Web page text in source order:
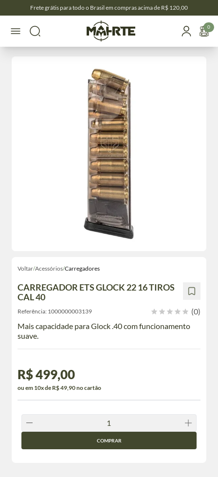
Frete grátis para todo o Brasil em compras acima de R$ 120,00
0
Voltar/Acessórios/Carregadores
CARREGADOR ETS GLOCK 22 16 TIROS
CAL 40
Referência: 1000000003139
(0)
Mais capacidade para Glock .40 com funcionamento
suave.
R$ 499,00
ou em 10x de R$ 49,90 no cartão
COMPRAR